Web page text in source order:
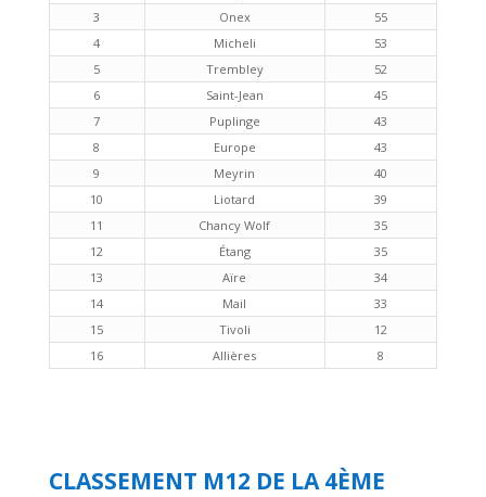
3
Onex
55
4
Micheli
53
5
Trembley
52
6
Saint-Jean
45
7
Puplinge
43
8
Europe
43
9
Meyrin
40
10
Liotard
39
11
Chancy Wolf
35
12
Étang
35
13
Aïre
34
14
Mail
33
15
Tivoli
12
16
Allières 8
CLASSEMENT M12 DE LA 4ÈME